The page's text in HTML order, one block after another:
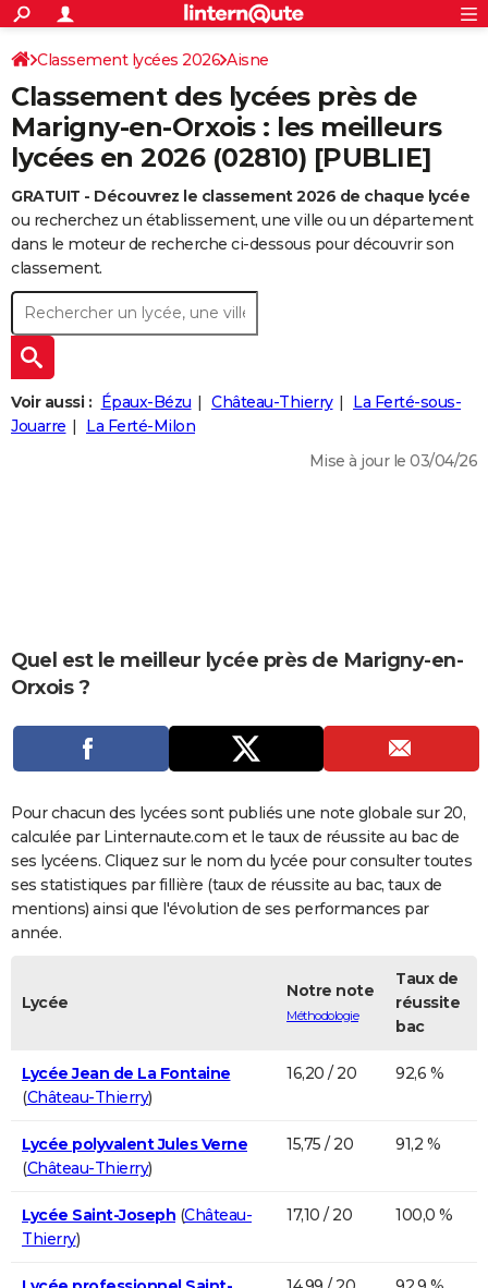
ACTUALITÉS
Politique
Société
Faits Divers
Education
Monde
Villes
+
SPORT
Coupe du monde 2026
Football
Tennis
Cyclisme
Rugby
Forum
CULTURE
Programme TV
TNT
Streaming
Cinéma
Sorties cinéma
Musique
+FINANCE
Retraite
Impôts
Epargne
Immobilier
Risques naturels par ville
Banque
Assurance
Crédit
AUTO
Essais
Réserver un essai
Citadines
Berlines
SUV
Forum auto
+
HIGH-TECH
BRICOLAGE
Forum
Aménagement intérieur
Extérieur
Cuisine
Salle de bains
Jardinage
Rangement
+WEEK-END
Guides de France
Escapades
Patrimoine
Expositions
Musées
Week-end nature
+
LIFESTYLE
Art de vivre
Bien-être
Loisirs
Mode
Modes de vie
+SANTE
Carte de Noël
Carte Bonne année
Carte Saint-Valentin
Carte Pâques
Carte d'anniversaire
DICTIONNAIRE
Dictionnaire
Biographies
Citations
Expressions
Proverbes
PROGRAMME TV
S'inscrire
Se connecter
Lycées
Collèges
Primaires
Universités
Entreprises
Service militaire
Avis de recherche
AVIS DE DÉCÈS
FORUM
Bricolage
Lifestyle
Culture
Sport
Auto
Television
Voyage
Cinema
S'inscrire
Connexion
Classement lycées 2026 Aisne
Classement des lycées près de
Marigny-en-Orxois : les meilleurs
lycées en 2026 (02810) [PUBLIE]
GRATUIT - Découvrez le classement 2026 de chaque lycée
ou recherchez un établissement, une ville ou un département
dans le moteur de recherche ci-dessous pour découvrir son
classement.
Voir aussi : Épaux-Bézu Château-Thierry
La Ferté-sous-
Jouarre
La Ferté-Milon
Mise à jour le 03/04/26
Quel est le meilleur lycée près de Marigny-en-
Orxois ?
Pour chacun des lycées sont publiés une note globale sur 20,
calculée par Linternaute.com et le taux de réussite au bac de
ses lycéens. Cliquez sur le nom du lycée pour consulter toutes
ses statistiques par fillière (taux de réussite au bac, taux de
mentions) ainsi que l'évolution de ses performances par
année.
Lycée
Notre note
Méthodologie
Taux de
réussite
bac
Lycée Jean de La Fontaine
(Château-Thierry)
16,20 / 20 92,6 %
Lycée polyvalent Jules Verne
(Château-Thierry)
15,75 / 20 91,2 %
Lycée Saint-Joseph (Château-
Thierry)
17,10 / 20 100,0 %